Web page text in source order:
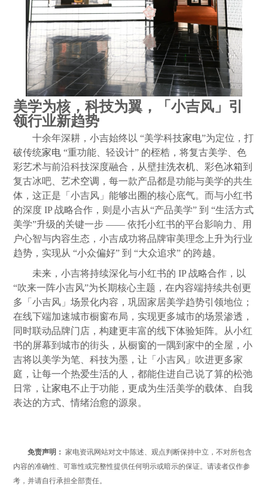
美学为核，科技为翼，「小吉风」引
领行业新趋势
十余年深耕，小吉始终以 “美学科技家电”为定位，打
破传统家电 “重功能、轻设计” 的桎梏，将复古美学、色
彩艺术与前沿科技深度融合，从壁挂洗衣机 、彩色冰箱到
复古冰吧、艺术空调 ，每一款产品都是功能与美学的共生
体，这正是「小吉风」能够出圈的核心底气。而与小红书
的深度 IP 战略合作，则是小吉从“产品美学” 到 “生活方式
美学”升级的关键一步 —— 依托小红书的平台影响力、用
户心智与内容生态，小吉成功将品牌审美理念上升为行业
趋势，实现从 “小众偏好” 到 “大众追求” 的跨越。
未来，小吉将持续深化与小红书的 IP 战略合作，以
“吹来一阵小吉风”为长期核心主题，在内容端持续共创更
多「小吉风」场景化内容，巩固家居美学趋势引领地位；
在线下端加速城市橱窗布局，实现更多城市的场景渗透，
同时联动品牌门店，构建更丰富的线下体验矩阵。从小红
书的屏幕到城市的街头，从橱窗的一隅到家中的全屋，小
吉将以美学为笔、科技为墨，让「小吉风」吹进更多家
庭，让每一个热爱生活的人，都能住进自己说了算的松弛
日常，让家电不止于功能，更成为生活美学的载体、自我
表达的方式、情绪治愈的源泉。
免责声明： 家电资讯网站对文中陈述、观点判断保持中立，不对所包含
内容的准确性、可靠性或完整性提供任何明示或暗示的保证。请读者仅作参
考，并请自行承担全部责任。